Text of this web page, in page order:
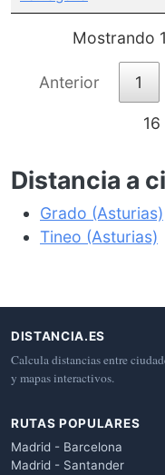
Mostrando
Anterior 1
16
Distancia a
Grado (Asturias)
Tineo (Asturias)
DISTANCIA.ES
Calcula distancias entre
y mapas interactivos.
RUTAS POPULARES
Madrid - Barcelona
Madrid - Santander